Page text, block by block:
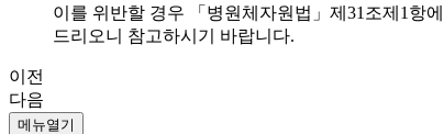
이를 위반할 경우 「병원체자원법」제31조제1항
드리오니 참고하시기 바랍니다.
이전
다음
메뉴열기